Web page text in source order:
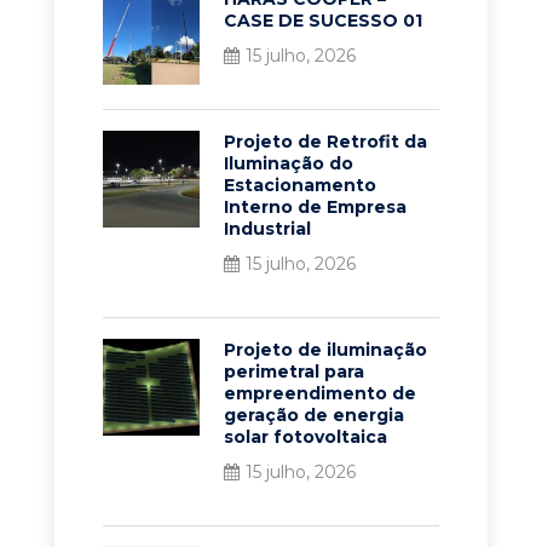
CASE DE SUCESSO 01
15 julho, 2026
Projeto de Retrofit da
Iluminação do
Estacionamento
Interno de Empresa
Industrial
15 julho, 2026
Projeto de iluminação
perimetral para
empreendimento de
geração de energia
solar fotovoltaica
15 julho, 2026